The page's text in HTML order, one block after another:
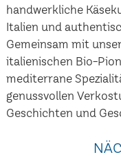
handwerkliche
Italien und
Gemeinsam mit
italienischen Bio-
mediterrane
genussvollen
Geschichten und